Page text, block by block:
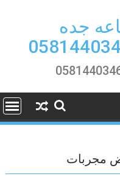
جده
مجربات